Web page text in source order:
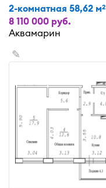
2-комнатная 58,62 м2
8 110 000 руб.
Аквамарин
✎